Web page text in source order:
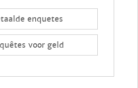
enquetes
voor geld